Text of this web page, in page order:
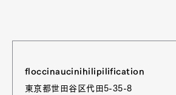
floccinaucinihilipilification
東京都世田谷区代田5-35-8